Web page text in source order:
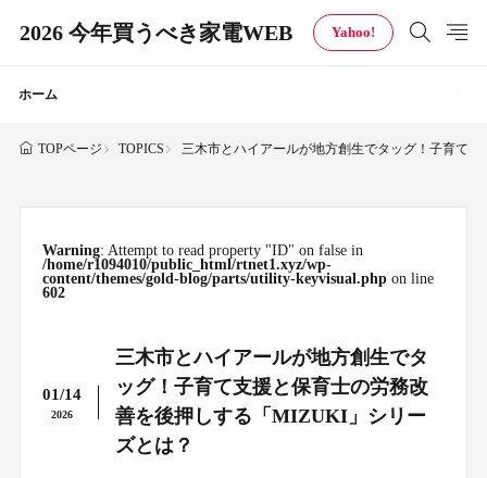
2026 今年買うべき家電WEB Yahoo!
ホーム
TOPページ TOPICS 三木市とハイアールが地方創生でタッグ！子育て
Warning: Attempt to read property "ID" on false in
/home/r1094010/public_html/rtnet1.xyz/wp-
content/themes/gold-blog/parts/utility-keyvisual.phpon line
602
01/14
2026
三木市とハイアールが地方創生でタ
ッグ！子育て支援と保育士の労務改
善を後押しする「MIZUKI」シリー
ズとは？